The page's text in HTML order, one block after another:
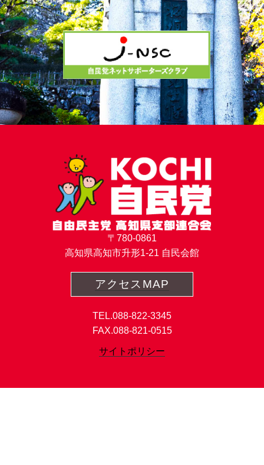
〒780-0861
高知県高知市升形1-21 自民会館
アクセスMAP
TEL.088-822-3345
FAX.088-821-0515
サイトポリシー